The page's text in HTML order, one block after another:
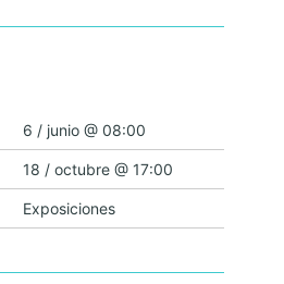
6 / junio @ 08:00
18 / octubre @ 17:00
Exposiciones